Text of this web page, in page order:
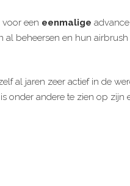
een eenmalige
beheersen en hun
al jaren zeer actief in de
onder andere te zien op zijn